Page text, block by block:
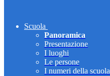
Scuola
Panoramica
Presentazione
I luoghi
Le persone
I numeri della scuola